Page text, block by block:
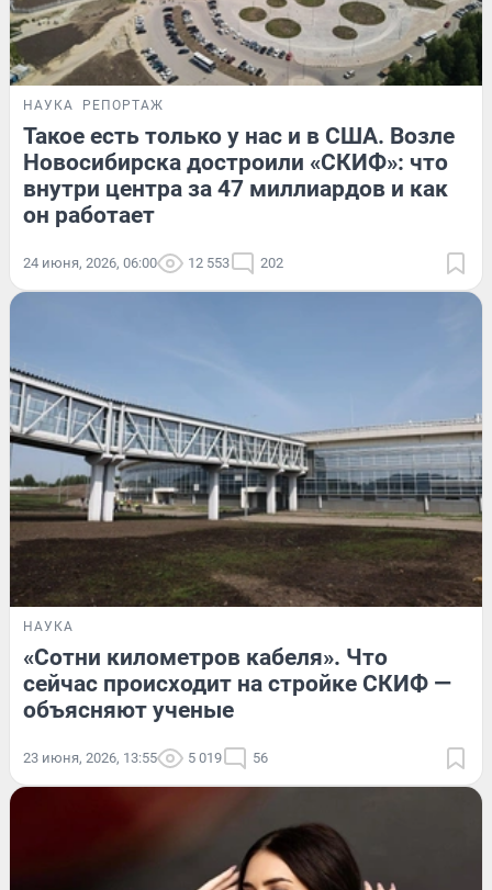
НАУКА РЕПОРТАЖ
Такое есть только у нас и в США. Возле
Новосибирска достроили «СКИФ»: что
внутри центра за 47 миллиардов и как
он работает
24 июня, 2026, 06:00 12 553 202
НАУКА
«Сотни километров кабеля». Что
сейчас происходит на стройке СКИФ —
объясняют ученые
23 июня, 2026, 13:55 5 019 56